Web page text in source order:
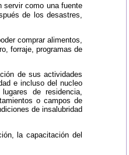
servir como una fuente
de los desastres,
comprar alimentos,
forraje, programas de
de sus actividades
e incluso del nucleo
de residencia,
o campos de
de insalubridad
la capacitación del